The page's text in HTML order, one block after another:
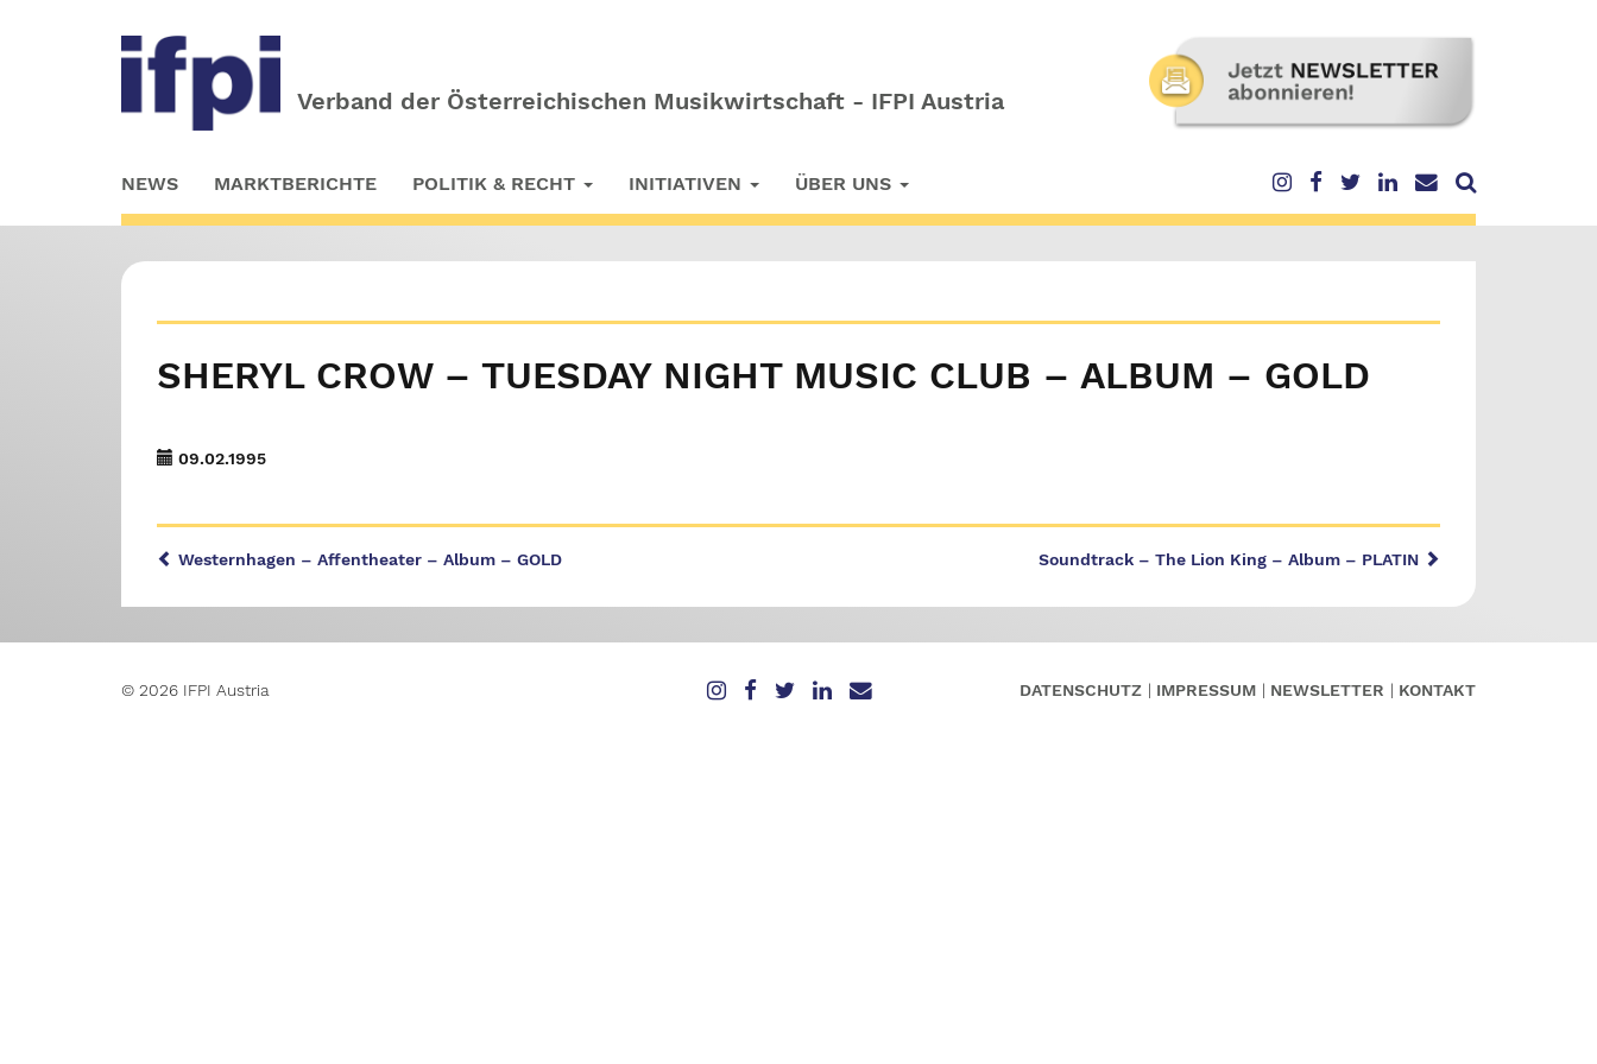
Verband der Österreichischen Musikwirtschaft - IFPI Austria
to
main
NEWS MARKTBERICHTE POLITIK & RECHT INITIATIVEN ÜBER UNS
SHERYL CROW – TUESDAY NIGHT MUSIC CLUB – ALBUM – GOLD
09.02.1995
Soundtrack – The Lion King – Album – PLATIN
Westernhagen – Affentheater – Album – GOLD
© 2026 IFPI Austria DATENSCHUTZ IMPRESSUM NEWSLETTER KONTAKT